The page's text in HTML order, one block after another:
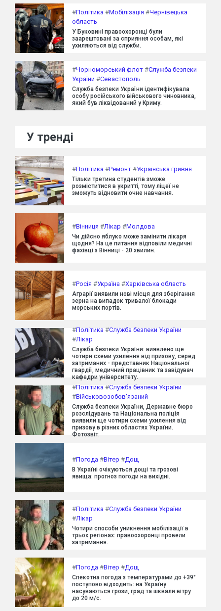
#Політика #Мобілізація #Чернівецька
область
У Буковині правоохоронці були
заарештовані за сприяння особам, які
ухиляються від служби.
#Чорноморський флот #Служба безпеки
України #Севастополь
Служба безпеки України ідентифікувала
особу російського військового чиновника,
який був ліквідований у Криму.
У тренді
#Політика #Ремонт #Українська гривня
Тільки третина студентів зможе
розміститися в укритті, тому ліцеї не
зможуть відновити очне навчання.
#Вінниця #Лікар #Молдова
Чи дійсно яблуко може замінити лікаря
щодня? На це питання відповіли медичні
фахівці з Вінниці - 20 хвилин.
#Росія #Україна #Харківська область
Аграрії виявили нові місця для зберігання
зерна на випадок тривалої блокади
морських портів.
#Політика #Служба безпеки України
#Лікар
Служба безпеки України: виявлено ще
чотири схеми ухилення від призову, серед
затриманих - представник Національної
гвардії, медичний працівник та завідувач
кафедри університету.
#Політика #Служба безпеки України
#Військовозобов'язаний
Служба безпеки України, Державне бюро
розслідувань та Національна поліція
виявили ще чотири схеми ухилення від
призову в різних областях України.
Фотозвіт.
#Погода #Вітер #Дощ
В Україні очікуються дощі та грозові
явища: прогноз погоди на вихідні.
#Політика #Служба безпеки України
#Лікар
Чотири способи уникнення мобілізації в
трьох регіонах: правоохоронці провели
затримання.
#Погода #Вітер #Дощ
Спекотна погода з температурами до +39°
поступово відходить: на Україну
насуваються грози, град та шквали вітру
до 20 м/с.